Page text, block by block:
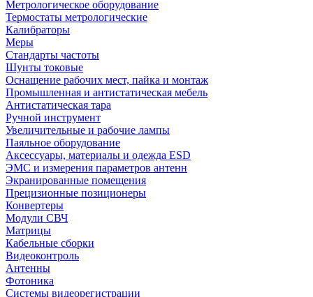
Метрологическое оборудование
Термостаты метрологические
Калибраторы
Меры
Стандарты частоты
Шунты токовые
Оснащение рабочих мест, пайка и монтаж
Промышленная и антистатическая мебель
Антистатическая тара
Ручной инструмент
Увеличительные и рабочие лампы
Паяльное оборудование
Аксессуары, материалы и одежда ESD
ЭМС и измерения параметров антенн
Экранированные помещения
Прецизионные позиционеры
Конвертеры
Модули СВЧ
Матрицы
Кабельные сборки
Видеоконтроль
Антенны
Фотоника
Cистемы видеорегистрации